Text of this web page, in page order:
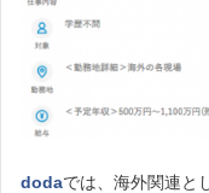
dodaでは、海外関連と